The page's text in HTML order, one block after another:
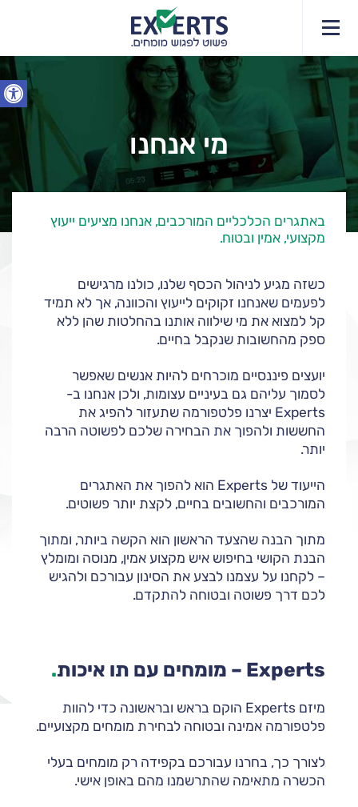
פתח
מי אנחנו
באתגרים הכלכליים המורכבים, אנחנו מציעים ייעוץ
מקצועי, אמין ובטוח.
כשזה מגיע לניהול הכסף שלנו, כולנו מרגישים
לפעמים שאנחנו זקוקים לייעוץ והכוונה, אך לא תמיד
קל למצוא את מי שילווה אותנו בהחלטות שהן ללא
ספק מהחשובות שנקבל בחיים.
יועצים פיננסיים מוכרחים להיות אנשים שאפשר
לסמוך עליהם גם בעיניים עצומות, ולכן אנחנו ב-
Experts יצרנו פלטפורמה שתעזור להפיג את
החששות ולהפוך את הבחירה שלכם לפשוטה הרבה
יותר.
הייעוד של Experts הוא להפוך את האתגרים
המורכבים והחשובים בחיים, לקצת יותר פשוטים.
מתוך הבנה שהצעד הראשון הוא הקשה ביותר, ומתוך
הבנת הקושי בחיפוש איש מקצוע אמין, מנוסה ומומלץ
– לקחנו על עצמנו לבצע את הסינון עבורכם ולהגיש
לכם דרך פשוטה ובטוחה להתקדם.
Experts – מומחים עם תו איכות .
מיזם Experts הוקם בראש ובראשונה כדי להוות
פלטפורמה אמינה ובטוחה לבחירת מומחים מקצועיים.
לצורך כך, בחרנו עבורכם בקפידה רק מומחים בעלי
הכשרה מתאימה שהתרשמנו מהם באופן אישי.